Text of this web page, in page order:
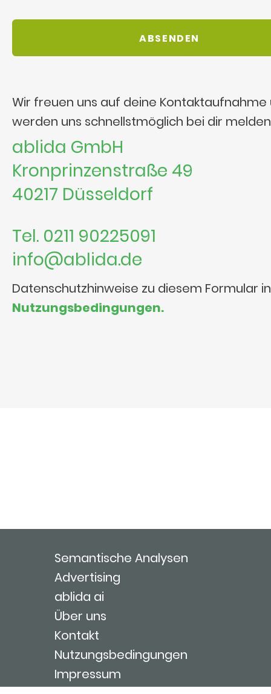
Wir freuen uns auf deine Kontaktaufnahme
werden uns schnellstmöglich bei dir
ablida GmbH
Kronprinzenstraße 49
40217 Düsseldorf
Tel. 0211 90225091
info@ablida.de
Datenschutzhinweise zu diesem Formular
Nutzungsbedingungen.
Semantische Analysen
Advertising
ablida ai
Über uns
Kontakt
Nutzungsbedingungen
Impressum